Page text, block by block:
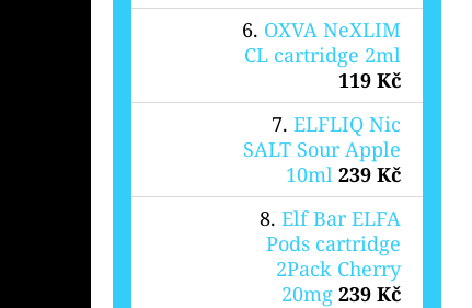
OXVA NeXLIM
CL cartridge 2ml
119 Kč
ELFLIQ Nic
SALT Sour Apple
10ml 239 Kč
Elf Bar ELFA
Pods cartridge
2Pack Cherry
20mg 239 Kč